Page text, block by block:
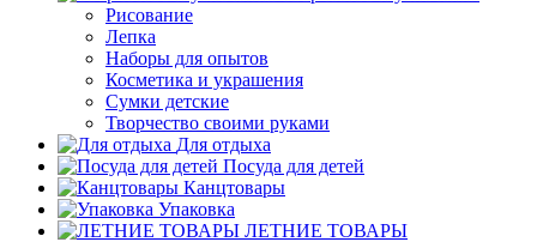
Рисование
Лепка
Наборы для опытов
Косметика и украшения
Сумки детские
Творчество своими руками
Для отдыха
Посуда для детей
Канцтовары
Упаковка
ЛЕТНИЕ ТОВАРЫ